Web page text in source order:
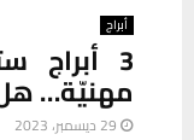
أبراج
3
مهنيّة…
29 ديسمبر، 2023